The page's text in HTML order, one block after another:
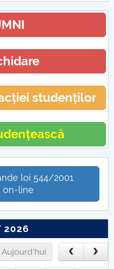
studenților
loi 544/2001
on-line
2026
Aujourd'hui